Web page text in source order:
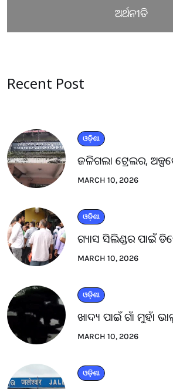
ଅର୍ଥନୀତି
Recent Post
ଓଡ଼ିଶା
ଜଳିଗଲା ଟ୍ରେଲର,
MARCH 10, 2026
ଓଡ଼ିଶା
ଗ୍ୟାସ ସିଲିଣ୍ଡର ପାଇଁ
MARCH 10, 2026
ଓଡ଼ିଶା
ଖାଦ୍ୟ ପାଇଁ ଗାଁ ମୁହାଁ
MARCH 10, 2026
ଓଡ଼ିଶା